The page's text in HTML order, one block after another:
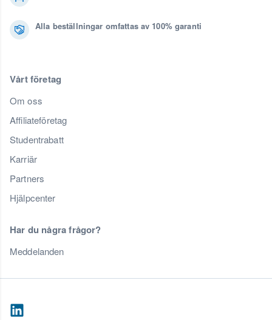
Alla beställningar omfattas av 100% garanti
Vårt företag
Om oss
Affiliateföretag
Studentrabatt
Karriär
Partners
Hjälpcenter
Har du några frågor?
Meddelanden